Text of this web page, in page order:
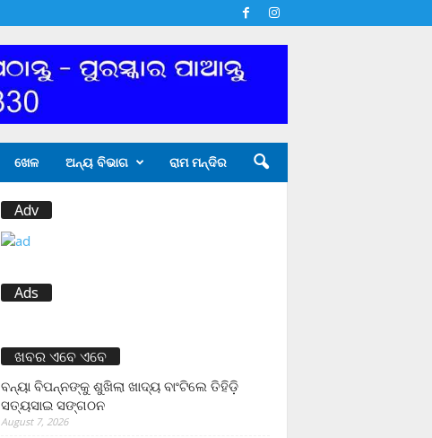
ଖେଳ ଅନ୍ୟ ବିଭାଗ ରାମ ମନ୍ଦିର
Adv
Ads
ଖବର ଏବେ ଏବେ
ବନ୍ୟା ବିପନ୍ନଙ୍କୁ ଶୁଖିଲା ଖାଦ୍ୟ ବାଂଟିଲେ ତିହିଡି଼
ସତ୍ୟସାଇ ସଙ୍ଗଠନ
August 7, 2026